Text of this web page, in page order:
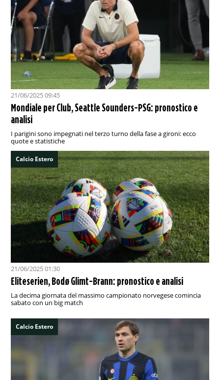
21/06/2025 09:45
Mondiale per Club, Seattle Sounders-PSG: pronostico e
analisi
I parigini sono impegnati nel terzo turno della fase a gironi: ecco
quote e statistiche
Calcio Estero
21/06/2025 01:30
Eliteserien, Bodø Glimt-Brann: pronostico e analisi
La decima giornata del massimo campionato norvegese comincia
sabato con un big match
Calcio Estero